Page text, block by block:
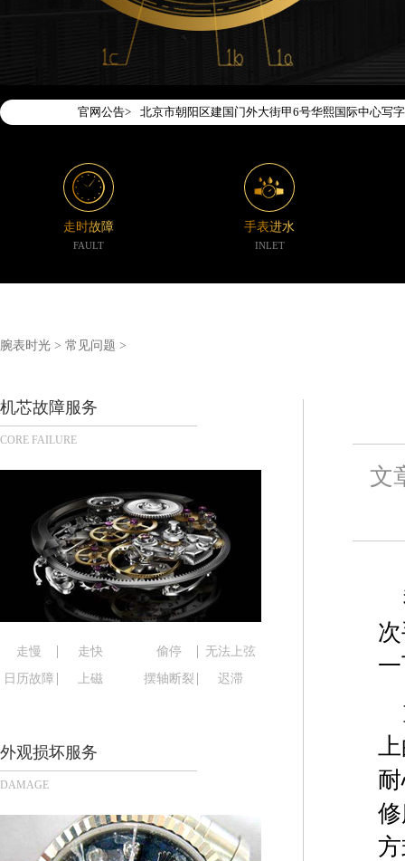
官网公告>
腕表时光官方全国统一服务热线400-188-5020，
2026年7月腕表时光售后服务中心最新网点地址：
北京市东城区东长安街1号东方广场写字楼W3座6
北京市朝阳区建国门外大街甲6号华熙国际中心写
天津市和平区赤峰道136号天津国际金融中心写字
上海市黄浦区南京东路299号宏伊国际广场写字楼
南京市秦淮区中山南路1号（新街口）南京中心写
常州市新北区龙锦路1590号现代传媒中心写字楼5
徐州市鼓楼区淮海东路29号苏宁广场IFC国际金融
嘉兴市南湖区广益路705号嘉兴世界贸易中心写字
南昌市红谷滩新区红谷中大道998号绿地双子塔（
济南市历下区经十路11111号华润中心写字楼（万
广州市天河区天河路230号万菱汇国际中心写字楼
广州市越秀区环市东路371-375号世界贸易中心大
深圳市罗湖区深南东路5001号华润大厦写字楼17
惠州市惠城区江北文昌一路7号华贸大厦写字楼1座
厦门市思明区湖滨东路95号华润大厦写字楼B座11
福州市鼓楼区五四路128-1号恒力城写字楼15层03
成都市锦江区人民东路6号SAC东原中心写字楼24
长沙市芙蓉区定王台街道建湘路393号世茂环球
郑州市二七区铭功路10号华润大厦写字楼29层
太原市迎泽区解放路15号亨得利名表服务中心（
沈阳市沈河区中街路83号亨得利名表服务中心（
乌鲁木齐市天山区红山路26号时代广场（
走时故障
FAULT
手表进水
INLET
腕表时光 > 常见问题 >
机芯故障服务
CORE FAILURE
走慢 走快 偷停
无法上弦
日历故障
上磁 摆轴断裂 迟滞
外观损坏服务
DAMAGE
文